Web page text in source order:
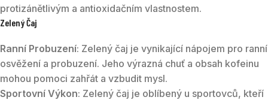
protizánětlivým a antioxidačním vlastnostem.
Zelený Čaj
Ranní Probuzení: Zelený čaj je vynikající nápojem pro ranní
osvěžení a probuzení. Jeho výrazná chuť a obsah kofeinu
mohou pomoci zahřát a vzbudit mysl.
Sportovní Výkon: Zelený čaj je oblíbený u sportovců, kteří